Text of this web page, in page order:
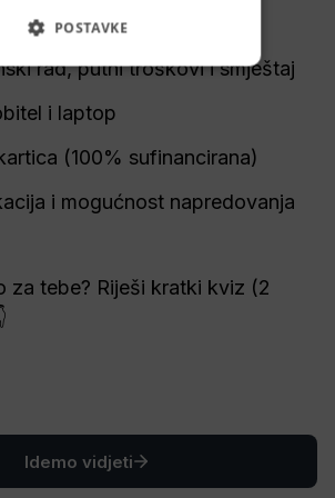
rad, putni troškovi i smještaj
i laptop
(100% sufinancirana)
i mogućnost napredovanja
za tebe? Riješi kratki kviz (2
Idemo vidjeti
POSTAVKE